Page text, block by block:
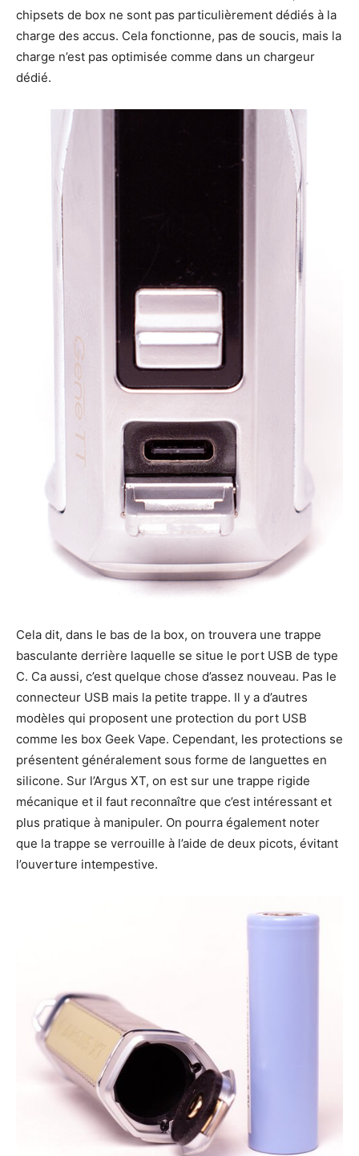
chipsets de box ne sont pas particulièrement dédiés à la
charge des accus. Cela fonctionne, pas de soucis, mais la
charge n’est pas optimisée comme dans un chargeur
dédié.
Cela dit, dans le bas de la box, on trouvera une trappe
basculante derrière laquelle se situe le port USB de type
C. Ca aussi, c’est quelque chose d’assez nouveau. Pas le
connecteur USB mais la petite trappe. Il y a d’autres
modèles qui proposent une protection du port USB
comme les box Geek Vape. Cependant, les protections se
présentent généralement sous forme de languettes en
silicone. Sur l’Argus XT, on est sur une trappe rigide
mécanique et il faut reconnaître que c’est intéressant et
plus pratique à manipuler. On pourra également noter
que la trappe se verrouille à l’aide de deux picots, évitant
l’ouverture intempestive.